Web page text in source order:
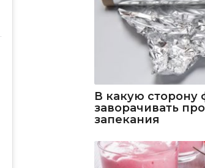
В какую сторону
заворачивать
запекания